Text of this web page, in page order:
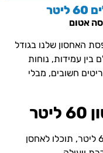
האחסון שלנו בגודל
בין עמידות, נוחות
חשובים, מבלי
עם קיבולת של 60 ליטר, תוכלו לאחסן